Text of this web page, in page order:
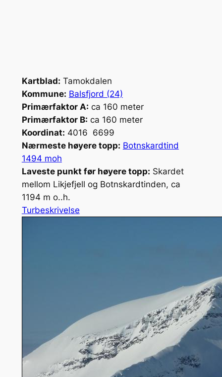
Kartblad: Tamokdalen
Kommune: Balsfjord (24)
Primærfaktor A: ca 160 meter
Primærfaktor B: ca 160 meter
Koordinat: 4016 6699
Nærmeste høyere topp: Botnskardtind
1494 moh
Laveste punkt før høyere topp: Skardet
mellom Likjefjell og Botnskardtinden, ca
1194 m o..h.
Turbeskrivelse